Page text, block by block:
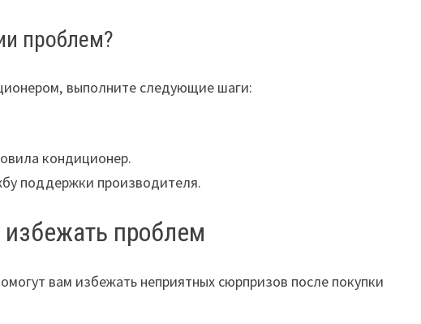
проблем?
выполните следующие шаги:
кондиционер.
поддержки производителя.
проблем
вам избежать неприятных сюрпризов после покупки